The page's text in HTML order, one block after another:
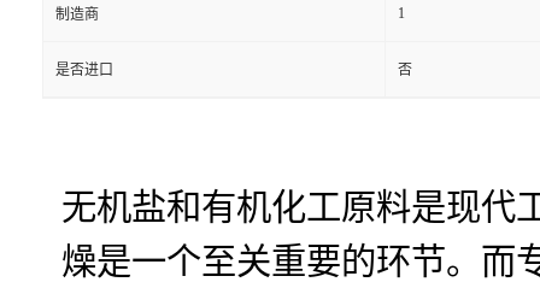
制造商 1
是否进口 否
无机盐和有机化工原料是现代
燥是一个至关重要的环节。而